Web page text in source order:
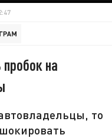
на
то